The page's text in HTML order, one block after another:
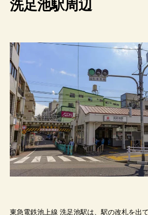
洗足池駅周辺
東急電鉄池上線 洗足池駅は、駅の改札を出